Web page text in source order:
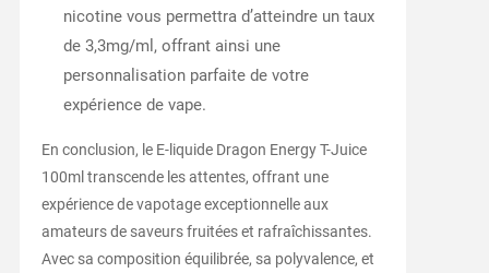
nicotine vous permettra d’atteindre un taux
de 3,3mg/ml, offrant ainsi une
personnalisation parfaite de votre
expérience de vape.
En conclusion, le E-liquide Dragon Energy T-Juice
100ml transcende les attentes, offrant une
expérience de vapotage exceptionnelle aux
amateurs de saveurs fruitées et rafraîchissantes.
Avec sa composition équilibrée, sa polyvalence, et